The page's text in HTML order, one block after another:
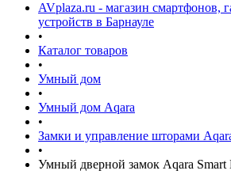
AVplaza.ru - магазин смартфонов,
устройств в Барнауле
•
Каталог товаров
•
Умный дом
•
Умный дом Aqara
•
Замки и управление шторами
•
Умный дверной замок Aqara